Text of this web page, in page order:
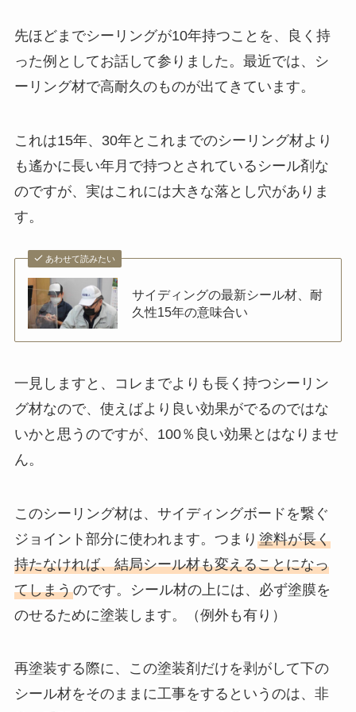
先ほどまでシーリングが10年持つことを、良く持
った例としてお話して参りました。最近では、シ
ーリング材で高耐久のものが出てきています。
これは15年、30年とこれまでのシーリング材より
も遙かに長い年月で持つとされているシール剤な
のですが、実はこれには大きな落とし穴がありま
す。
あわせて読みたい
サイディングの最新シール材、耐
久性15年の意味合い
一見しますと、コレまでよりも長く持つシーリン
グ材なので、使えばより良い効果がでるのではな
いかと思うのですが、100％良い効果とはなりませ
ん。
このシーリング材は、サイディングボードを繋ぐ
ジョイント部分に使われます。つまり 塗料が長く
持たなければ、結局シール材も変えることになっ
てしまうのです。シール材の上には、必ず塗膜を
のせるために塗装します。（例外も有り）
再塗装する際に、この塗装剤だけを剥がして下の
シール材をそのままに工事をするというのは、非